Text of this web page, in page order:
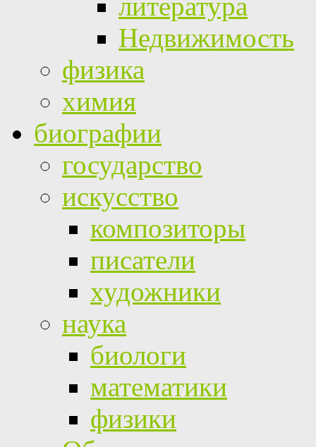
литература
Недвижимость
физика
химия
биографии
государство
искусство
композиторы
писатели
художники
наука
биологи
математики
физики